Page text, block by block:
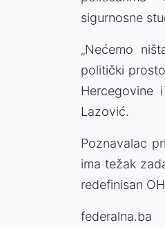
sigurnosne
„Nećemo
politički
Hercegovine
Lazović.
Poznavalac
ima težak
redefinisan
federalna.ba